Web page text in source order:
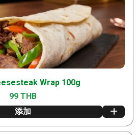
Wrap 100g
99 THB
添加